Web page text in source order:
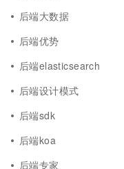
后端大数据
后端优势
后端elasticsearch
后端设计模式
后端sdk
后端koa
后端专家